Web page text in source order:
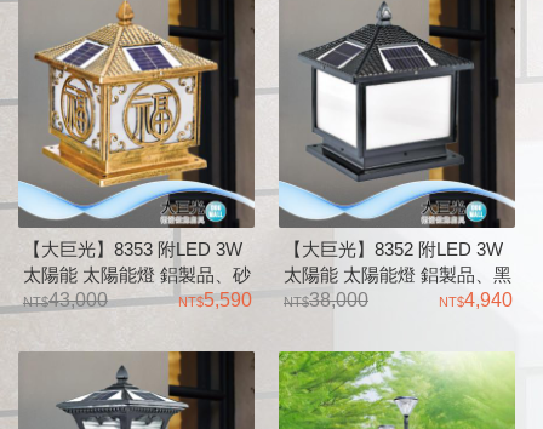
【大巨光】8353 附LED 3W
太陽能 太陽能燈 鋁製品、砂
黑刷金烤漆、霧面壓克力燈罩
43,000 5,590
【大巨光】8352 附LED 3W
太陽能 太陽能燈 鋁製品、黑
色烤漆、奶白壓克力燈罩
38,000 4,940